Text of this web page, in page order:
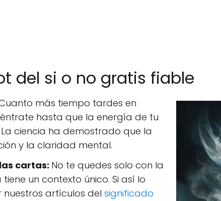
del si o no gratis fiable
más tiempo tardes en
hasta que la energía de tu
ciencia ha demostrado que la
y la claridad mental.
cartas: No te quedes solo con la
un contexto único. Si así lo
artículos del significado